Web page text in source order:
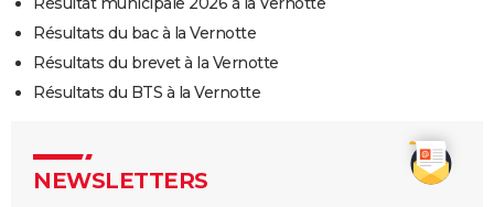
Résultats du bac à la Vernotte
Résultats du brevet à la Vernotte
Résultats du BTS à la Vernotte
NEWSLETTERS